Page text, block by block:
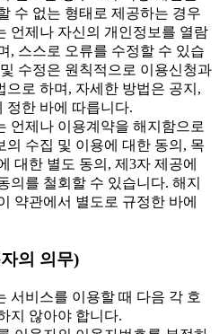
수 없는 형태로 제공하는 경우
언제나 자신의 개인정보를 열람
, 스스로 오류를 수정할 수 있습
수정은 원칙적으로 이용신청과
으로 하며, 자세한 방법은 공지,
정한 바에 따릅니다.
언제나 이용계약을 해지함으로
의 수집 및 이용에 대한 동의, 목
대한 별도 동의, 제3자 제공에
의를 철회할 수 있습니다. 해지
약관에서 별도로 규정한 바에
의 의무)
서비스를 이용할 때 다음 각 호
지 않아야 합니다.